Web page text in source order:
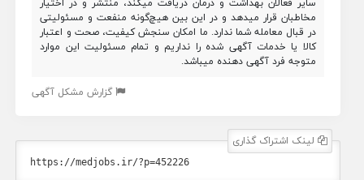
مخاطبان قرار میدهد و در این بین هیچ‌گونه منفعت و مسئولیتی
در قبال معامله شما ندارد. ما امکان سنجش کیفیت، صحت و اعتبار
کالا یا خدمات آگهی شده را نداریم و تمام مسئولیت این موارد
متوجه فرد آگهی دهنده میباشد.
گزارش مشکل آگهی
لینک اشتراک گذاری